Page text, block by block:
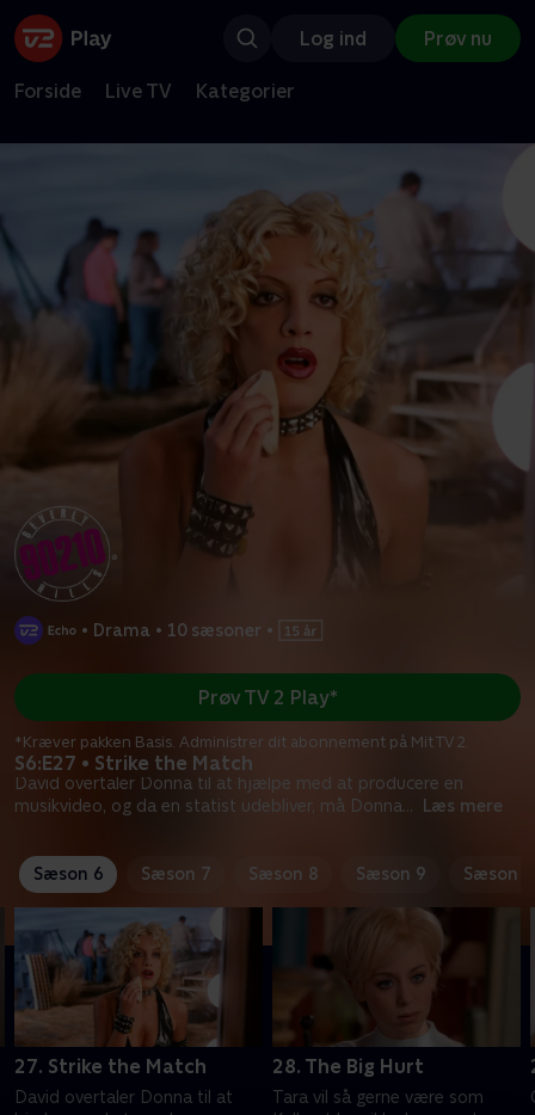
Log ind Prøv nu
Forside Live TV Kategorier
• Drama • 10 sæsoner •
S6:E27 • Strike the Match
David overtaler Donna til at hjælpe med at producere en
musikvideo, og da en statist udebliver, må Donna... Læs mere
Prøv TV 2 Play*
*Kræver pakken Basis. Administrer dit abonnement på Mit TV 2.
Sæson 6 Sæson 7 Sæson 8 Sæson 9 Sæson
27. Strike the Match
David overtaler Donna til at
28. The Big Hurt
Tara vil så gerne være som